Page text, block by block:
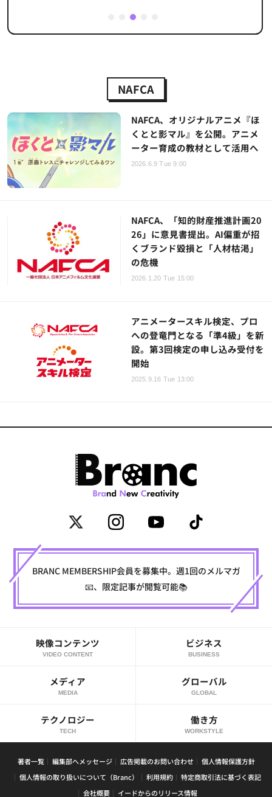
3
NAFCA
NAFCA、オリジナルアニメ『ほ
くとと影マル』を公開。アニメ
ーター育成の教材として活用へ
2026.6.9 Tue 9:00
NAFCA、「知的財産推進計画20
26」に意見書提出。AI偏重が招
くブランド毀損と「人材枯渇」
の危機
2026.1.20 Tue 15:00
アニメータースキル検定、プロ
への登竜門となる「準4級」を新
設。第3回検定の申し込み受付を
開始
2025.9.16 Tue 13:00
BRANC MEMBERSHIP会員を募集中。週1回のメルマガ
📧、限定記事が閲覧可能📚
映像コンテンツ
VIDEO CONTENT
ビジネス
BUSINESS
メディア
MEDIA
グローバル
GLOBAL
テクノロジー
TECH
働き方
WORKSTYLE
著者一覧 編集部へメッセージ 広告掲載のお問い合わせ
個人情報保護方針
個人情報の取り扱いについて（Branc）
利用規約
特定商取引法に基づく表記
会社概要
イードからのリリース情報